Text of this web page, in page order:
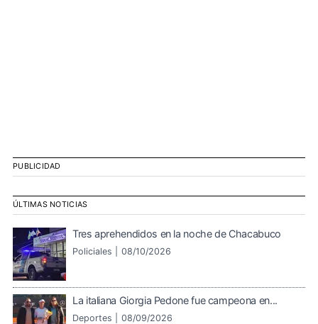
PUBLICIDAD
ÚLTIMAS NOTICIAS
Tres aprehendidos en la noche de Chacabuco
Policiales | 08/10/2026
La italiana Giorgia Pedone fue campeona en...
Deportes | 08/09/2026